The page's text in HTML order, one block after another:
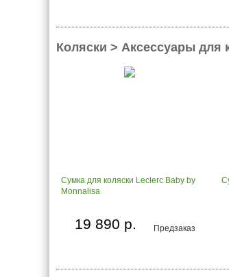
Коляски > Аксессуары для
Сумка для коляски Leclerc Baby by
Monnalisa
Предзаказ
19 890 р.